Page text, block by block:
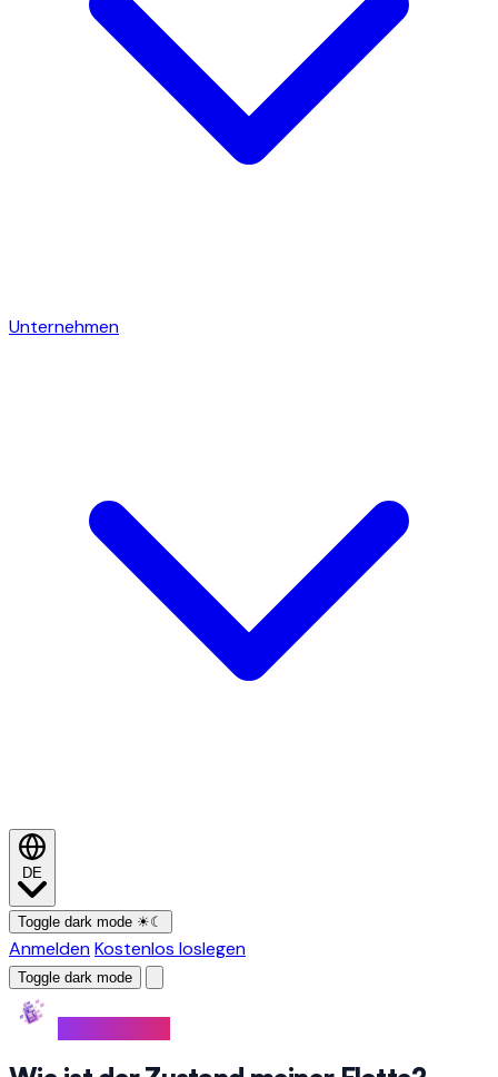
Unternehmen
DE
Toggle dark mode ☀☾
AnmeldenKostenlos loslegen
Toggle dark mode